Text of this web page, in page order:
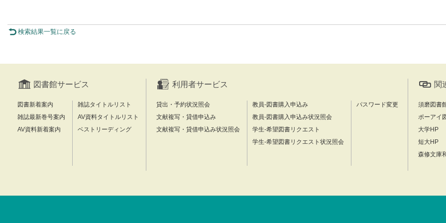
検索結果一覧に戻る
図書館サービス
図書新着案内
雑誌最新巻号案内
AV資料新着案内
雑誌タイトルリスト
AV資料タイトルリスト
ベストリーディング
利用者サービス
貸出・予約状況照会
文献複写・貸借申込み
文献複写・貸借申込み状況照会
教員-図書購入申込み
教員-図書購入申込み状況照会
学生-希望図書リクエスト
学生-希望図書リクエスト状況照会
パスワード変更
関
須磨図書
ポーアイ
大学HP
短大HP
森修文庫